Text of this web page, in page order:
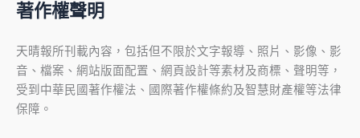
著作權聲明
天晴報所刊載內容，包括但不限於文字報導、照片、影像、影
音、檔案、網站版面配置、網頁設計等素材及商標、聲明等，
受到中華民國著作權法、國際著作權條約及智慧財產權等法律
保障。